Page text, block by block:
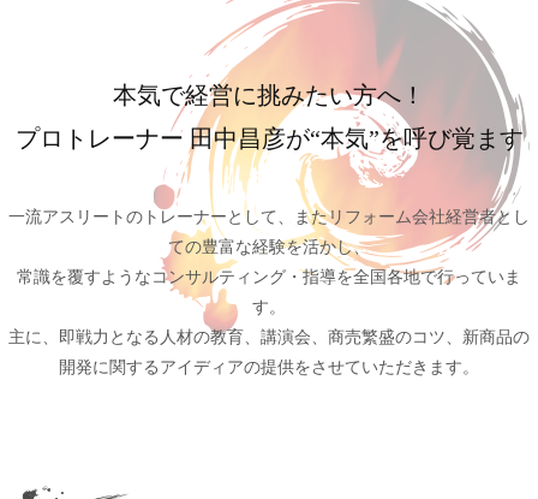
本気で経営に挑みたい方へ！
プロトレーナー 田中昌彦が“本気”を呼び覚ます
一流アスリートのトレーナーとして、またリフォーム会社経営者とし
ての豊富な経験を活かし、
常識を覆すようなコンサルティング・指導を全国各地で行っていま
す。
主に、即戦力となる人材の教育、講演会、商売繁盛のコツ、新商品の
開発に関するアイディアの提供をさせていただきます。